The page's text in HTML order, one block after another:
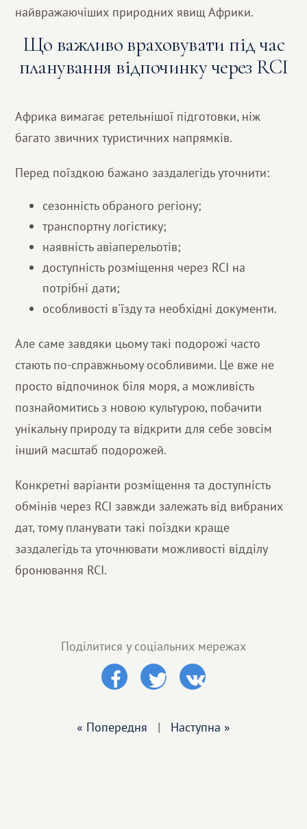
найвражаючіших природних явищ Африки.
Що важливо враховувати під час
планування відпочинку через RCI
Африка вимагає ретельнішої підготовки, ніж
багато звичних туристичних напрямків.
Перед поїздкою бажано заздалегідь уточнити:
сезонність обраного регіону;
транспортну логістику;
наявність авіаперельотів;
доступність розміщення через RCI на
потрібні дати;
особливості в'їзду та необхідні документи.
Але саме завдяки цьому такі подорожі часто
стають по-справжньому особливими. Це вже не
просто відпочинок біля моря, а можливість
познайомитись з новою культурою, побачити
унікальну природу та відкрити для себе зовсім
інший масштаб подорожей.
Конкретні варіанти розміщення та доступність
обмінів через RCI завжди залежать від вибраних
дат, тому планувати такі поїздки краще
заздалегідь та уточнювати можливості відділу
бронювання RCI.
Поділитися у соціальних мережах
« Попередня | Наступна »